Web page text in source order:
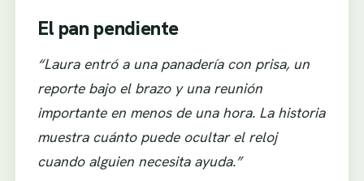
El pan pendiente
“Laura entró a una panadería con prisa, un
reporte bajo el brazo y una reunión
importante en menos de una hora. La historia
muestra cuánto puede ocultar el reloj
cuando alguien necesita ayuda.”